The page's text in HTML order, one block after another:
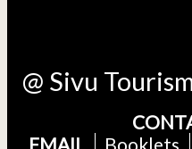
@ Sivu
EMAIL
Booklets